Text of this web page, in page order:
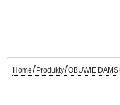
Home/ Produkty/OBUWIE